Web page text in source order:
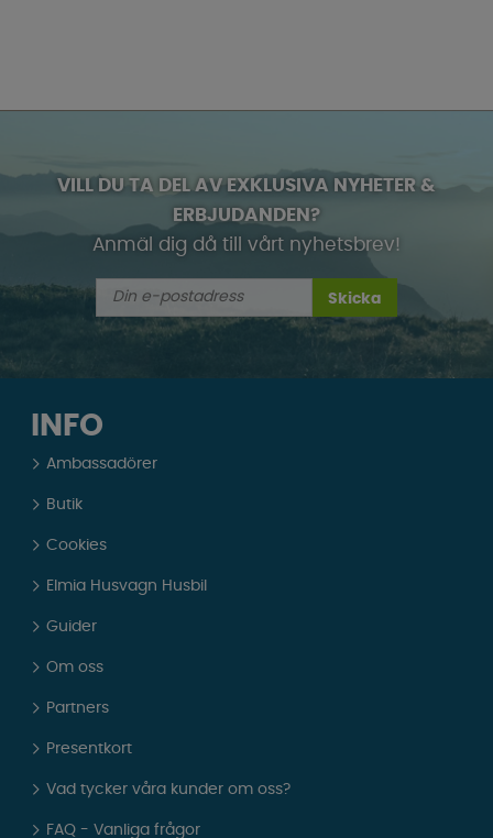
VILL DU TA DEL AV EXKLUSIVA NYHETER &
ERBJUDANDEN?
Anmäl dig då till vårt nyhetsbrev!
Skicka
INFO
Ambassadörer
Butik
Cookies
Elmia Husvagn Husbil
Guider
Om oss
Partners
Presentkort
Vad tycker våra kunder om oss?
FAQ - Vanliga frågor